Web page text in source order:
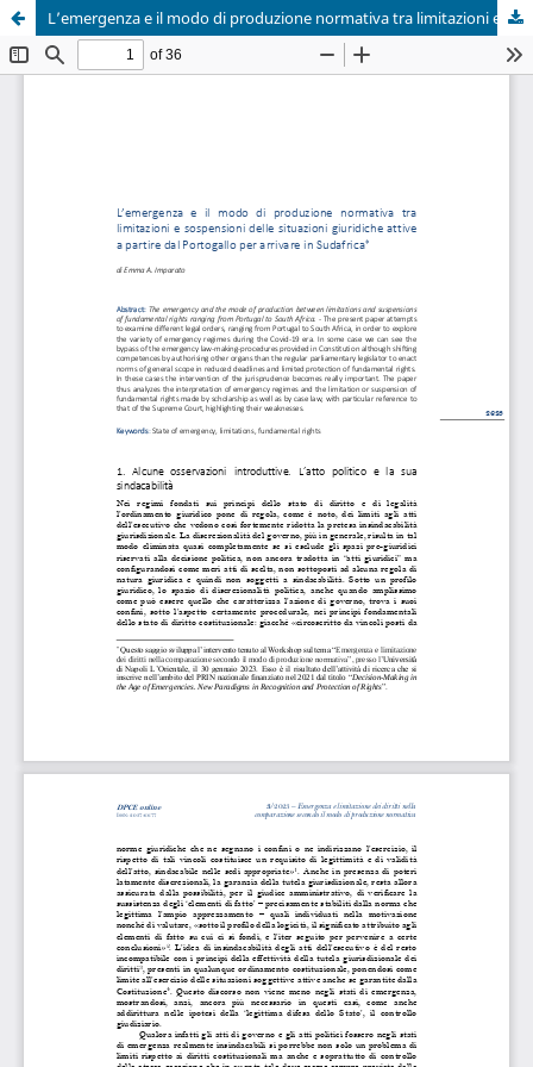
L’emergenza e il modo di produzione normativa tra limitazioni e sospensioni delle situazioni giuridiche attive a partire dal Portogallo per arrivare in Sudafrica